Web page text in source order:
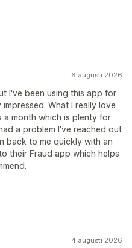
6 augusti 2026
I've been using this app for
What I really love
month which is plenty for
a problem I've reached out
back to me quickly with an
their Fraud app which helps
4 augusti 2026